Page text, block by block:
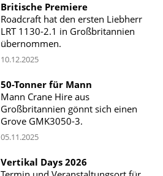
Britische Premiere
Roadcraft hat den ersten Liebherr
LRT 1130-2.1 in Großbritannien
übernommen.
10.12.2025
50-Tonner für Mann
Mann Crane Hire aus
Großbritannien gönnt sich einen
Grove GMK3050-3.
05.11.2025
Vertikal Days 2026